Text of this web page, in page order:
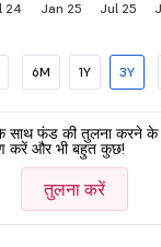
24 Jan 25 Jul 25
6M 1Y 3Y
के साथ फंड की तुलना करने
करें और भी बहुत कुछ!
तुलना करें